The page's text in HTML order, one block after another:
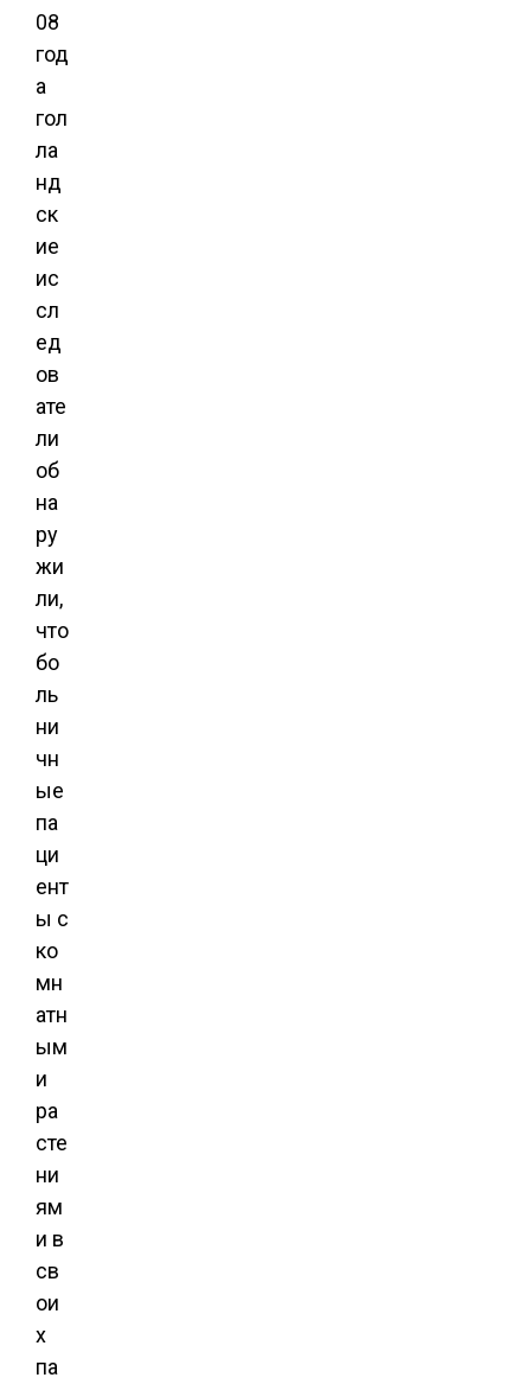
08
год
а
гол
ла
нд
ск
ие
ис
сл
ед
ов
ате
ли
об
на
ру
жи
ли,
что
бо
ль
ни
чн
ые
па
ци
ент
ы с
ко
мн
атн
ым
и
ра
сте
ни
ям
и в
св
ои
х
па